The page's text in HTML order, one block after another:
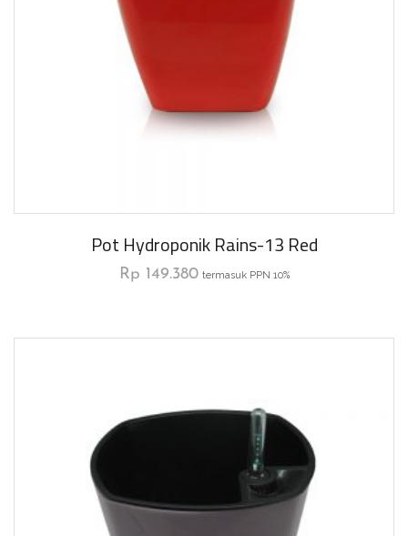
Pot Hydroponik Rains-13 Red
Rp 149.380 termasuk PPN 10%